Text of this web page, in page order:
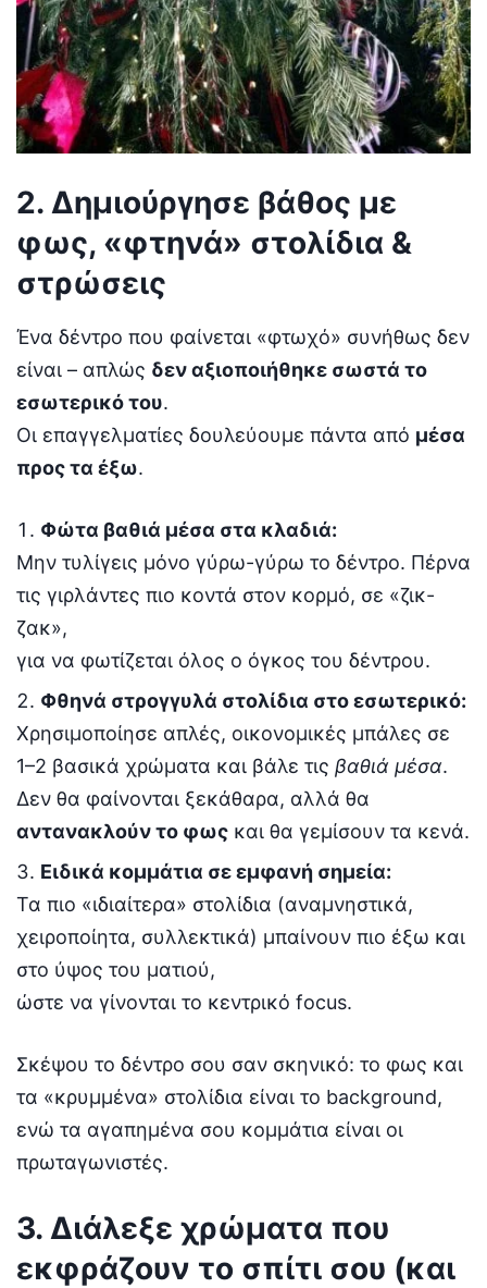
2. Δημιούργησε βάθος με
φως, «φτηνά» στολίδια &
στρώσεις
Ένα δέντρο που φαίνεται «φτωχό» συνήθως δεν
είναι – απλώς δεν αξιοποιήθηκε σωστά το
εσωτερικό του.
Οι επαγγελματίες δουλεύουμε πάντα από μέσα
προς τα έξω.
Φώτα βαθιά μέσα στα κλαδιά:
Μην τυλίγεις μόνο γύρω-γύρω το δέντρο. Πέρνα
τις γιρλάντες πιο κοντά στον κορμό, σε «ζικ-
ζακ»,
για να φωτίζεται όλος ο όγκος του δέντρου.
Φθηνά στρογγυλά στολίδια στο εσωτερικό:
Χρησιμοποίησε απλές, οικονομικές μπάλες σε
1–2 βασικά χρώματα και βάλε τις βαθιά μέσα.
Δεν θα φαίνονται ξεκάθαρα, αλλά θα
αντανακλούν το φως και θα γεμίσουν τα κενά.
Ειδικά κομμάτια σε εμφανή σημεία:
Τα πιο «ιδιαίτερα» στολίδια (αναμνηστικά,
χειροποίητα, συλλεκτικά) μπαίνουν πιο έξω και
στο ύψος του ματιού,
ώστε να γίνονται το κεντρικό focus.
Σκέψου το δέντρο σου σαν σκηνικό: το φως και
τα «κρυμμένα» στολίδια είναι το background,
ενώ τα αγαπημένα σου κομμάτια είναι οι
πρωταγωνιστές.
3. Διάλεξε χρώματα που
εκφράζουν το σπίτι σου (και